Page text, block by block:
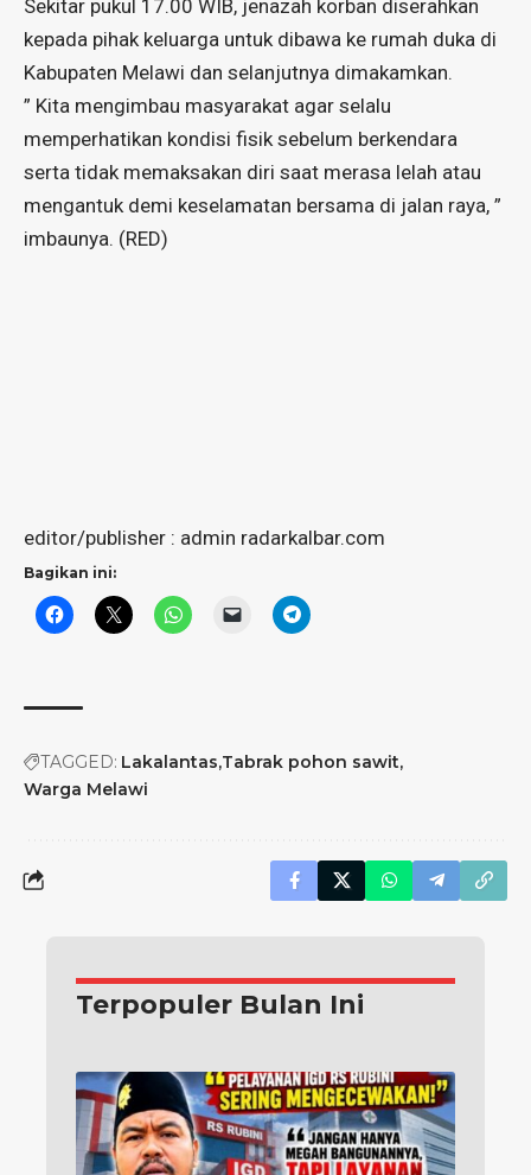
Sekitar pukul 17.00 WIB, jenazah korban diserahkan
kepada pihak keluarga untuk dibawa ke rumah duka di
Kabupaten Melawi dan selanjutnya dimakamkan.
” Kita mengimbau masyarakat agar selalu
memperhatikan kondisi fisik sebelum berkendara
serta tidak memaksakan diri saat merasa lelah atau
mengantuk demi keselamatan bersama di jalan raya, ”
imbaunya. (RED)
editor/publisher : admin radarkalbar.com
Bagikan ini:
TAGGED: Lakalantas Tabrak pohon sawit
Warga Melawi
Terpopuler Bulan Ini